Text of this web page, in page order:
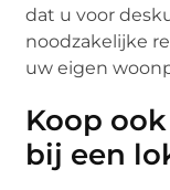
dat u voor
noodzakelijke
uw eigen
Koop
bij een